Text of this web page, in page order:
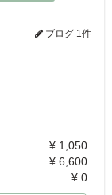
ブログ 1件
¥ 1,050
¥ 6,600
¥ 0